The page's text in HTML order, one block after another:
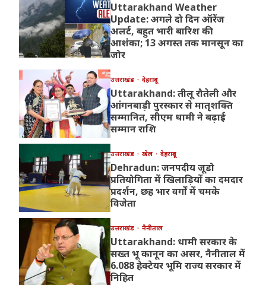
Uttarakhand Weather
Update: अगले दो दिन ऑरेंज
अलर्ट, बहुत भारी बारिश की
आशंका; 13 अगस्त तक मानसून का
जोर
उत्तराखंड देहरादून
Uttarakhand: तीलू रौतेली और
आंगनबाड़ी पुरस्कार से मातृशक्ति
सम्मानित, सीएम धामी ने बढ़ाई
सम्मान राशि
उत्तराखंड खेल देहरादून
Dehradun: जनपदीय जूडो
प्रतियोगिता में खिलाड़ियों का दमदार
प्रदर्शन, छह भार वर्गों में चमके
विजेता
उत्तराखंड नैनीताल
Uttarakhand: धामी सरकार के
सख्त भू कानून का असर, नैनीताल में
6.088 हेक्टेयर भूमि राज्य सरकार में
निहित